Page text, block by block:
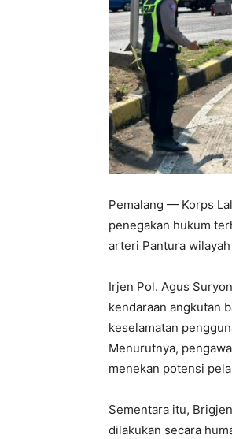
Pemalang — Korps
penegakan hukum
arteri Pantura
Irjen Pol. Agus
kendaraan angkutan
keselamatan
Menurutnya,
menekan potensi
Sementara itu,
dilakukan secara